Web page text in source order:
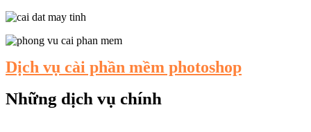
Dịch vụ cài phần mềm photoshop
Những dịch vụ chính